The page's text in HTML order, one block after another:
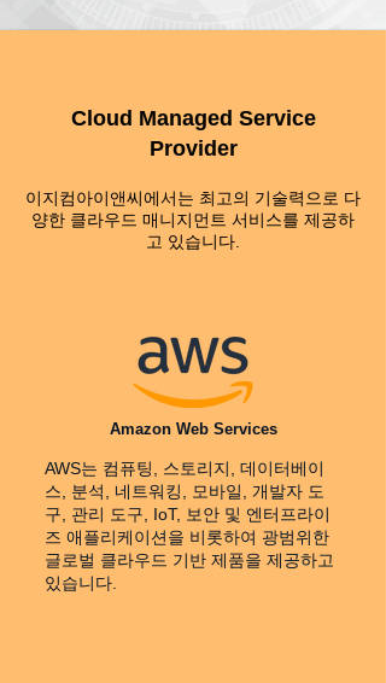
Cloud Managed Service
Provider
이지컴아이앤씨에서는 최고의 기술력으로 다
양한 클라우드 매니지먼트 서비스를 제공하
고 있습니다.
Amazon Web Services
AWS는 컴퓨팅, 스토리지, 데이터베이
스, 분석, 네트워킹, 모바일, 개발자 도
구, 관리 도구, IoT, 보안 및 엔터프라이
즈 애플리케이션을 비롯하여 광범위한
글로벌 클라우드 기반 제품을 제공하고
있습니다.